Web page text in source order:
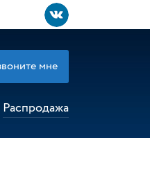
мне
Распродажа